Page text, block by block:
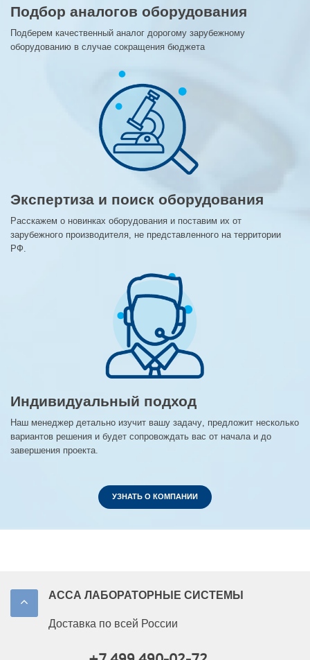
Подбор аналогов оборудования
Подберем качественный аналог дорогому зарубежному
оборудованию в случае сокращения бюджета
Экспертиза и поиск оборудования
Расскажем о новинках оборудования и поставим их от
зарубежного производителя, не представленного на территории
РФ.
Индивидуальный подход
Наш менеджер детально изучит вашу задачу, предложит несколько
вариантов решения и будет сопровождать вас от начала и до
завершения проекта.
УЗНАТЬ О КОМПАНИИ
АССА ЛАБОРАТОРНЫЕ СИСТЕМЫ
Доставка по всей России